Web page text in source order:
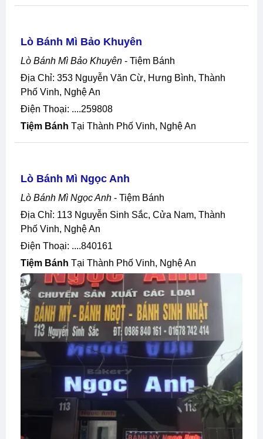
Lò Bánh Mì Bảo Khuyên
Lò Bánh Mì Bảo Khuyên - Tiệm Bánh
Địa Chỉ: 353 Nguyễn Văn Cừ, Hưng Bình, Thành
Phố Vinh, Nghệ An
Điện Thoại: ....259808
Tiệm Bánh Tại Thành Phố Vinh, Nghệ An
Lò Bánh Mì Ngọc Anh
Lò Bánh Mì Ngọc Anh - Tiệm Bánh
Địa Chỉ: 113 Nguyễn Sinh Sắc, Cửa Nam, Thành
Phố Vinh, Nghệ An
Điện Thoại: ....840161
Tiệm Bánh Tại Thành Phố Vinh, Nghệ An